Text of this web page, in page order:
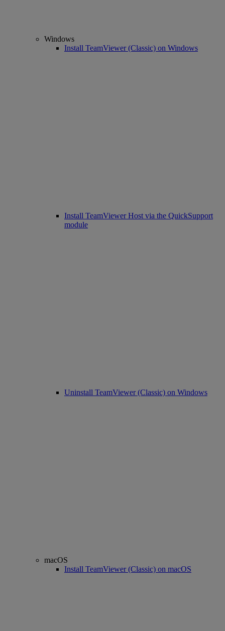
Windows
Install TeamViewer (Classic) on Windows
Install TeamViewer Host via the QuickSupport
module
Uninstall TeamViewer (Classic) on Windows
macOS
Install TeamViewer (Classic) on macOS